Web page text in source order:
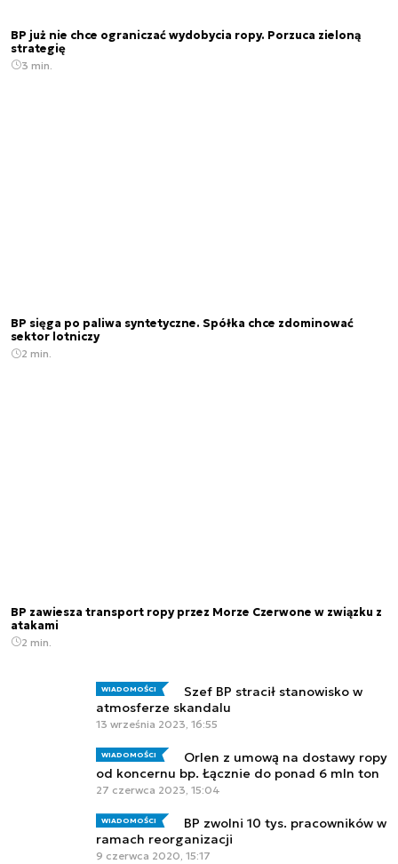
BP już nie chce ograniczać wydobycia ropy. Porzuca zieloną
strategię
3 min.
BP sięga po paliwa syntetyczne. Spółka chce zdominować
sektor lotniczy
2 min.
BP zawiesza transport ropy przez Morze Czerwone w związku z
atakami
2 min.
WIADOMOŚCI
Szef BP stracił stanowisko w
atmosferze skandalu
13 września 2023, 16:55
WIADOMOŚCI
Orlen z umową na dostawy ropy
od koncernu bp. Łącznie do ponad 6 mln ton
27 czerwca 2023, 15:04
WIADOMOŚCI
BP zwolni 10 tys. pracowników w
ramach reorganizacji
9 czerwca 2020, 15:17